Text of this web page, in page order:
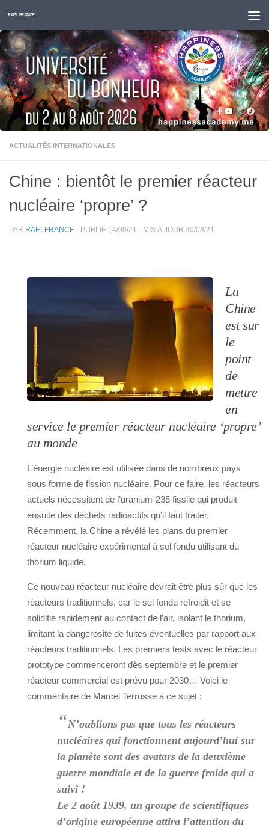
Skip to content
RAËL FRANCE
ACTUALITÉS INTERNATIONALES
Chine : bientôt le premier réacteur
nucléaire ‘propre’ ?
PAR RAELFRANCE · PUBLIÉ 14/08/21 · MIS À JOUR 30/08/21
La
Chine
est sur
le
point
de
mettre
en
service le premier réacteur nucléaire ‘propre’
au monde
L’énergie nucléaire est utilisée dans de nombreux pays
sous forme de fission nucléaire. Pour ce faire, les réacteurs
actuels nécessitent de l’uranium-235 fissile qui produit
ensuite des déchets radioactifs qu’il faut traiter.
Récemment, la Chine a révélé les plans du premier
réacteur nucléaire expérimental à sel fondu utilisant du
thorium liquide.
Ce nouveau réacteur nucléaire devrait être plus sûr que les
réacteurs traditionnels, car le sel fondu refroidit et se
solidifie rapidement au contact de l’air, isolant le thorium,
limitant la dangerosité de fuites éventuelles par rapport aux
réacteurs traditionnels. Les premiers tests avec le réacteur
prototype commenceront dès septembre et le premier
réacteur commercial est prévu pour 2030… Voici le
commentaire de Marcel Terrusse à ce sujet :
“N’oublions pas que tous les réacteurs
nucléaires qui fonctionnent aujourd’hui sur
la planète sont des avatars de la deuxième
guerre mondiale et de la guerre froide qui a
suivi !
Le 2 août 1939, un groupe de scientifiques
d’origine européenne attira l’attention du